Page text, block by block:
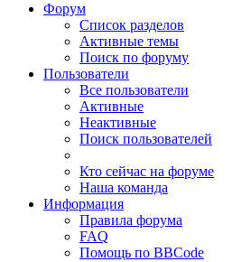
Форум
Список разделов
Активные темы
Поиск по форуму
Пользователи
Все пользователи
Активные
Неактивные
Поиск пользователей
Кто сейчас на форуме
Наша команда
Информация
Правила форума
FAQ
Помощь по BBCode